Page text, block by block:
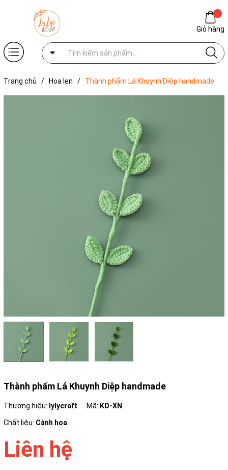
Giỏ hàng
Trang chủ / Hoa len / Thành phẩm Lá Khuynh Diệp handmade
Thành phẩm Lá Khuynh Diệp handmade
Thương hiệu: lylycraft Mã: KD-XN
Chất liệu: Cành hoa
Liên hệ